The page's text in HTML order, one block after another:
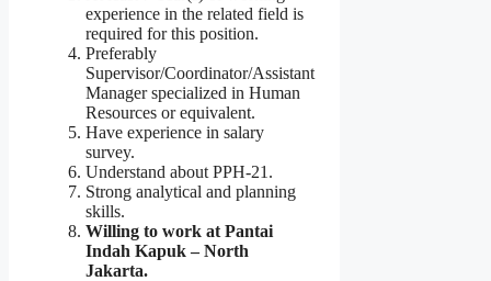
experience in the related field is
required for this position.
Preferably
Supervisor/Coordinator/Assistant
Manager specialized in Human
Resources or equivalent.
Have experience in salary
survey.
Understand about PPH-21.
Strong analytical and planning
skills.
Willing to work at Pantai
Indah Kapuk – North
Jakarta.